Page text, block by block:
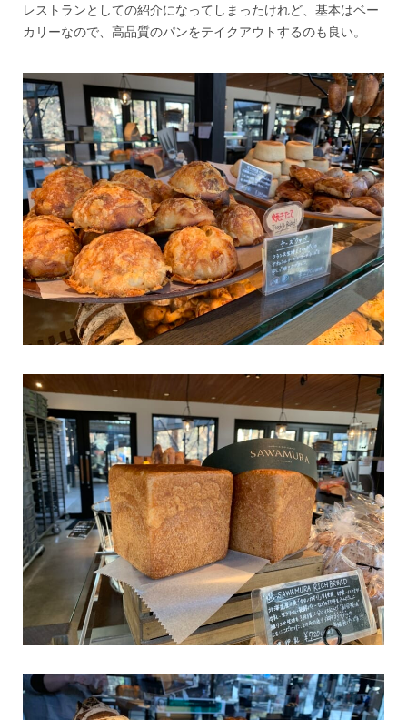
レストランとしての紹介になってしまったけれど、基本はベー
カリーなので、高品質のパンをテイクアウトするのも良い。